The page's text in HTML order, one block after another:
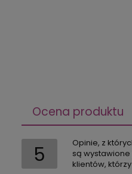
Ocena produktu
5
Opinie, z
są
klientów,